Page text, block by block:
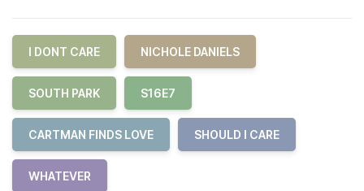
I DONT CARE NICHOLE DANIELS
SOUTH PARK S16E7
CARTMAN FINDS LOVE SHOULD I CARE
WHATEVER